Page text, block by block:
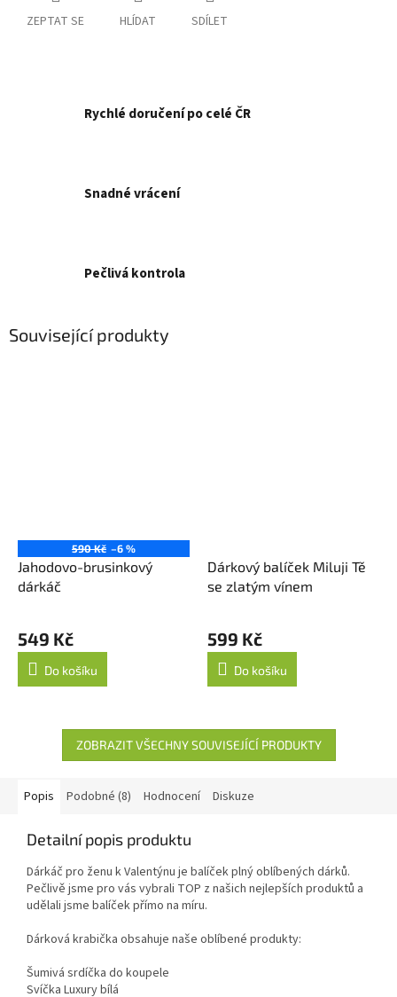
ZEPTAT SE HLÍDAT SDÍLET
Rychlé doručení po celé ČR
Snadné vrácení
Pečlivá kontrola
Související produkty
590 Kč –6 %
Jahodovo-brusinkový
dárkáč
549 Kč
Do košíku
Dárkový balíček Miluji Tě
se zlatým vínem
599 Kč
Do košíku
ZOBRAZIT VŠECHNY SOUVISEJÍCÍ PRODUKTY
Popis Podobné (8) Hodnocení Diskuze
Detailní popis produktu
Dárkáč pro ženu k Valentýnu je balíček plný oblíbených dárků.
Pečlivě jsme pro vás vybrali TOP z našich nejlepších produktů a
udělali jsme balíček přímo na míru.
Dárková krabička obsahuje naše oblíbené produkty:
Šumivá srdíčka do koupele
Svíčka Luxury bílá